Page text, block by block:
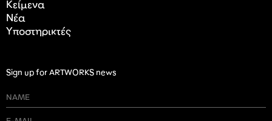
Κείμενα
Nέα
Υποστηρικτές
Sign up for ARTWORKS news